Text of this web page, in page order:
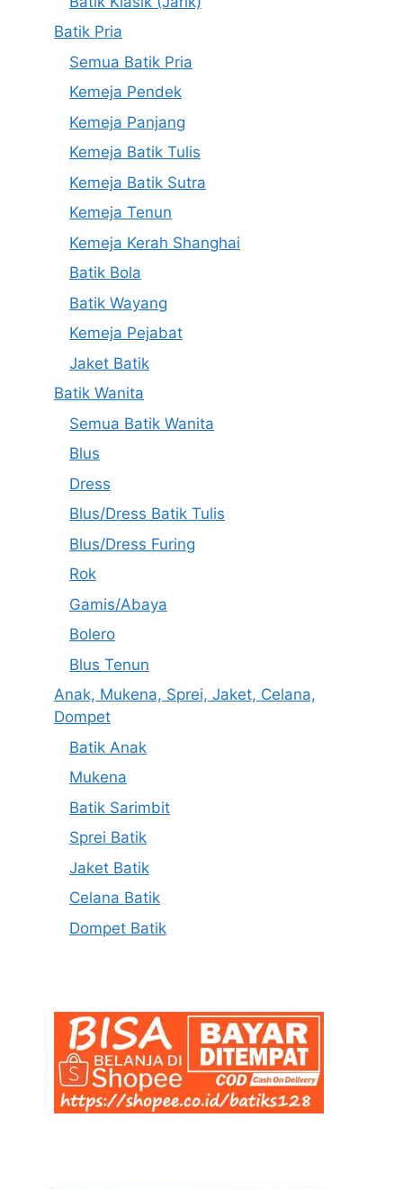
Batik Pria
Semua Batik Pria
Kemeja Pendek
Kemeja Panjang
Kemeja Batik Tulis
Kemeja Batik Sutra
Kemeja Tenun
Kemeja Kerah Shanghai
Batik Bola
Batik Wayang
Kemeja Pejabat
Jaket Batik
Batik Wanita
Semua Batik Wanita
Blus
Dress
Blus/Dress Batik Tulis
Blus/Dress Furing
Rok
Gamis/Abaya
Bolero
Blus Tenun
Anak, Mukena, Sprei, Jaket, Celana,
Dompet
Batik Anak
Mukena
Batik Sarimbit
Sprei Batik
Jaket Batik
Celana Batik
Dompet Batik